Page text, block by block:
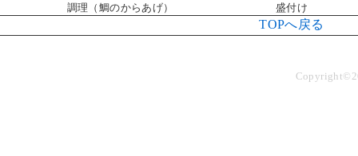
調理（鯛のからあげ） 盛付け
TOPへ戻る